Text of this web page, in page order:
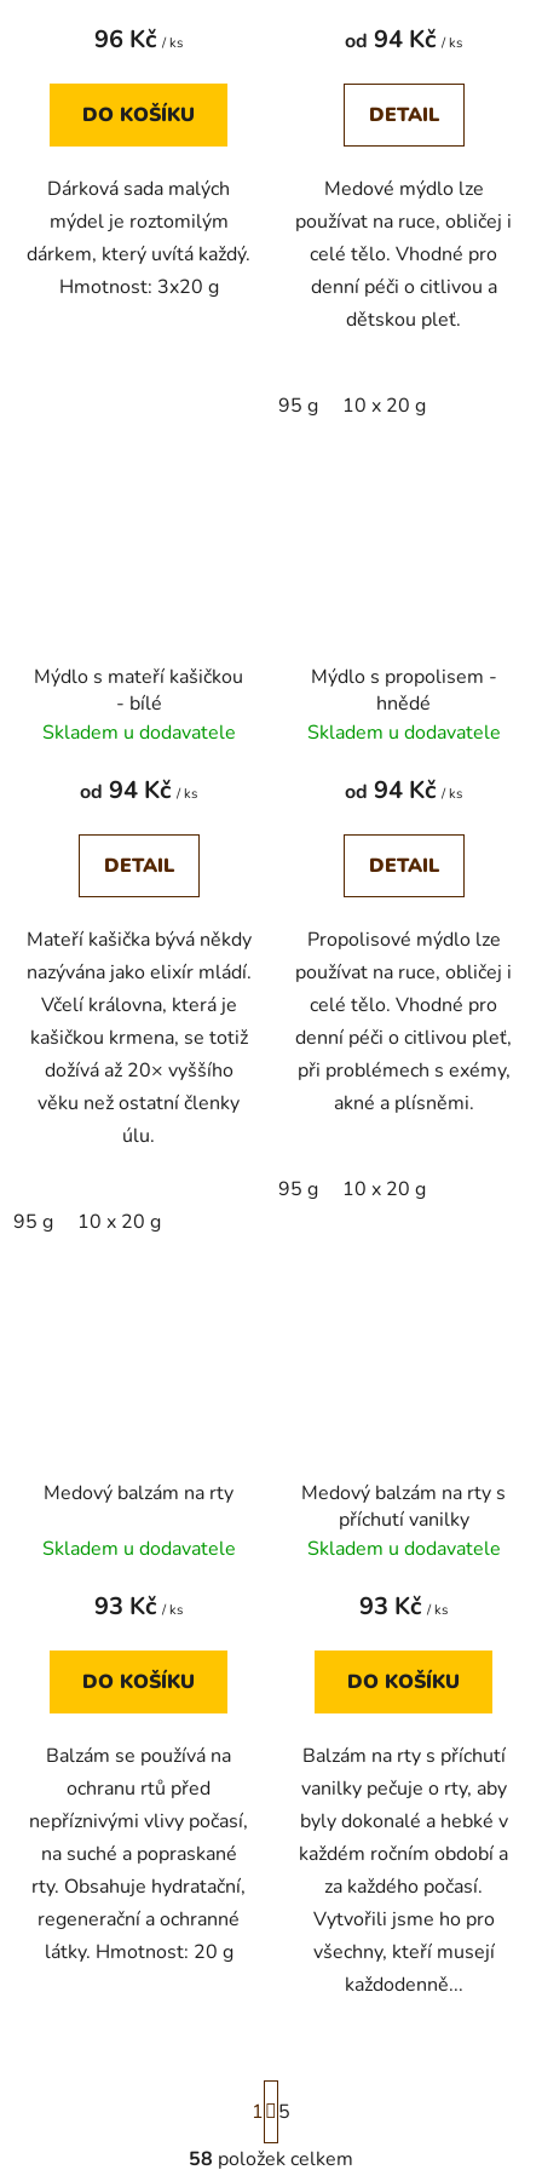
96 Kč / ks
DO KOŠÍKU
Dárková sada malých
mýdel je roztomilým
dárkem, který uvítá každý.
Hmotnost: 3x20 g
od 94 Kč / ks
DETAIL
Medové mýdlo lze
používat na ruce, obličej i
celé tělo. Vhodné pro
denní péči o citlivou a
dětskou pleť.
95 g 10 x 20 g
Mýdlo s mateří kašičkou
- bílé
Skladem u dodavatele
od 94 Kč / ks
DETAIL
Mateří kašička bývá někdy
nazývána jako elixír mládí.
Včelí královna, která je
kašičkou krmena, se totiž
dožívá až 20× vyššího
věku než ostatní členky
úlu.
95 g 10 x 20 g
Mýdlo s propolisem -
hnědé
Skladem u dodavatele
od 94 Kč / ks
DETAIL
Propolisové mýdlo lze
používat na ruce, obličej i
celé tělo. Vhodné pro
denní péči o citlivou pleť,
při problémech s exémy,
akné a plísněmi.
95 g 10 x 20 g
Medový balzám na rty
Skladem u dodavatele
93 Kč / ks
DO KOŠÍKU
Balzám se používá na
ochranu rtů před
nepříznivými vlivy počasí,
na suché a popraskané
rty. Obsahuje hydratační,
regenerační a ochranné
látky. Hmotnost: 20 g
Medový balzám na rty s
příchutí vanilky
Skladem u dodavatele
93 Kč / ks
DO KOŠÍKU
Balzám na rty s příchutí
vanilky pečuje o rty, aby
byly dokonalé a hebké v
každém ročním období a
za každého počasí.
Vytvořili jsme ho pro
všechny, kteří musejí
každodenně...
S
t
r
á
1
5
58 položek celkem